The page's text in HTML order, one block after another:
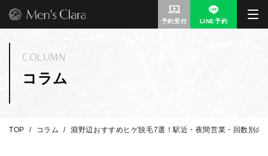
予約受付 LINE予約
コラム
COLUMN
TOP コラム 淵野辺おすすめヒゲ脱毛7選！駅近・夜間営業・回数別の